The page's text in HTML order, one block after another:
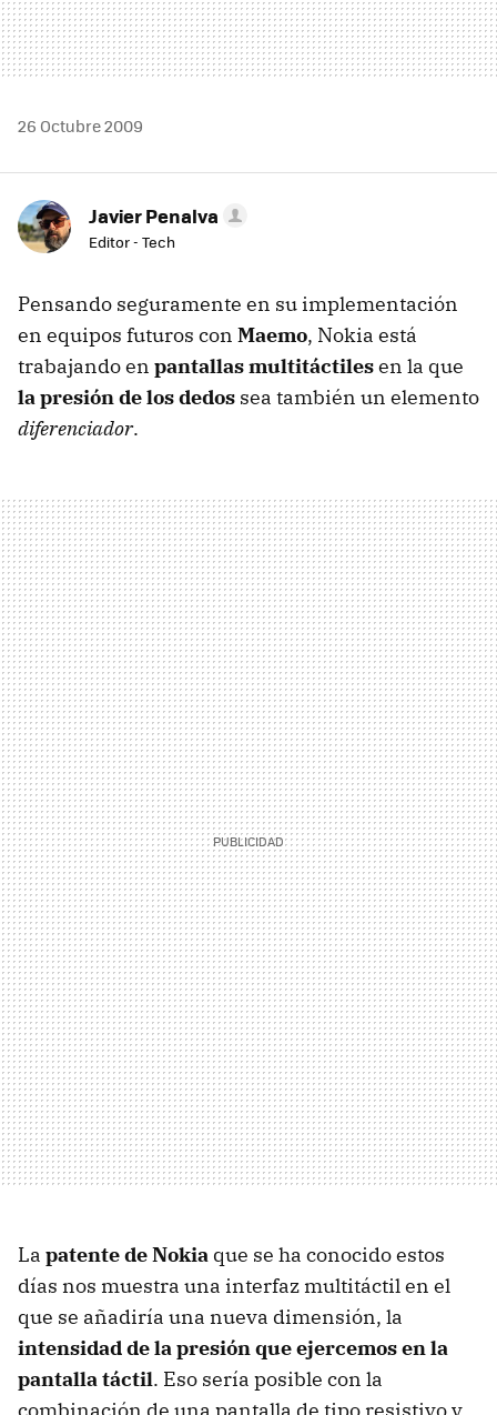
26 Octubre 2009
Javier Penalva
Editor - Tech
Pensando seguramente en su implementación
en equipos futuros con Maemo, Nokia está
trabajando en pantallas multitáctilesen la que
la presión de los dedos sea también un elemento
diferenciador.
La patente de Nokia que se ha conocido estos
días nos muestra una interfaz multitáctil en el
que se añadiría una nueva dimensión, la
intensidad de la presión que ejercemos en la
pantalla táctil. Eso sería posible con la